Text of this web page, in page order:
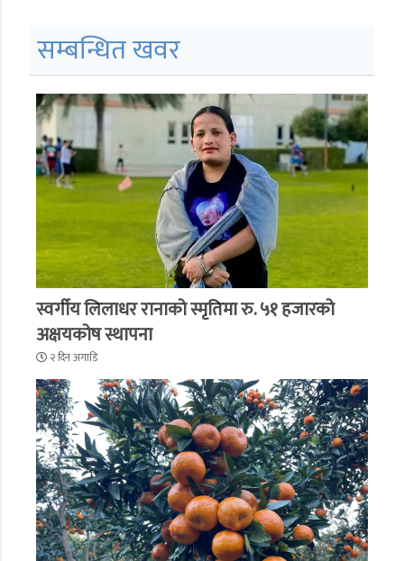
सम्बन्धित खवर
स्वर्गीय लिलाधर रानाको स्मृतिमा रु. ५१ हजारको
अक्षयकोष स्थापना
२ दिन अगाडि